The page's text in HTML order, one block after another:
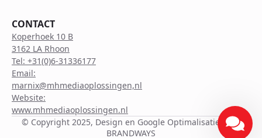
CONTACT
Koperhoek 10 B
3162 LA Rhoon
Tel: +31(0)6-31336177
Email:
marnix@mhmediaoplossingen,nl
Website:
www.mhmediaoplossingen.nl
© Copyright 2025, Design en Google Optimalisatie door
BRANDWAYS